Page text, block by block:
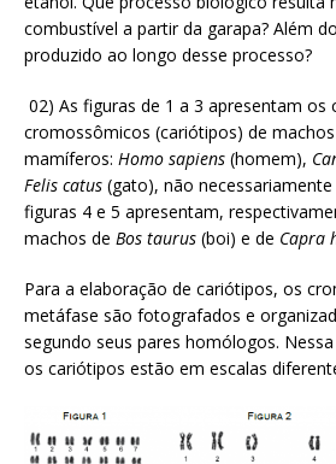
combustível a partir da garapa? Além
produzido ao longo desse processo?
02) As figuras de 1 a 3 apresentam os
cromossômicos (cariótipos) de
mamíferos: Homo sapiens (homem),
Felis catus (gato), não
figuras 4 e 5 apresentam,
machos de Bos taurus (boi) e de Capra
Para a elaboração de cariótipos, os
metáfase são fotografados e
segundo seus pares homólogos.
os cariótipos estão em escalas